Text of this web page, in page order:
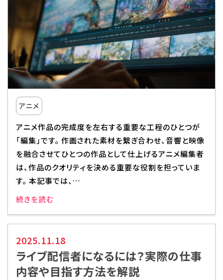
アニメ
アニメ作品の完成度を左右する重要な工程のひとつが
「編集」です。 作画された素材を繋ぎ合わせ、音響と映像
を融合させてひとつの作品として仕上げるアニメ編集者
は、作品のクオリティを決める重要な役割を担っていま
す。 本記事では、…
続きを読む
2025.11.18
ライブ配信者になるには？実際の仕事
内容や目指す方法を解説